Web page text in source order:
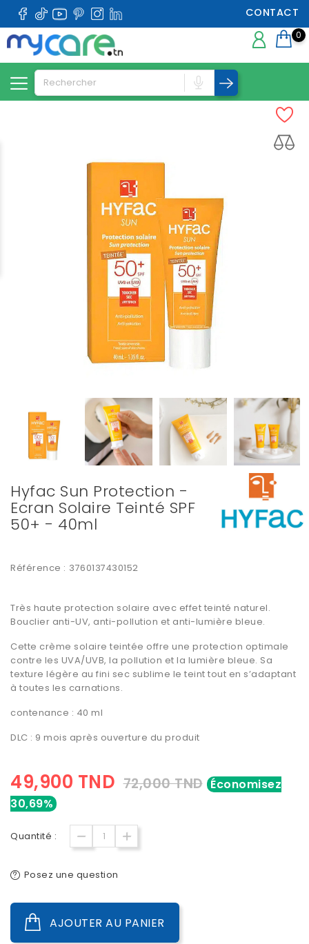
CONTACT
0
Hyfac Sun Protection -
Ecran Solaire Teinté SPF
50+ - 40ml
Référence : 3760137430152
Très haute protection solaire avec effet teinté naturel.
Bouclier anti-UV, anti-pollution et anti-lumière bleue.
Cette crème solaire teintée offre une protection optimale
contre les UVA/UVB, la pollution et la lumière bleue. Sa
texture légère au fini sec sublime le teint tout en s’adaptant
à toutes les carnations.
contenance : 40 ml
DLC : 9 mois après ouverture du produit
49,900 TND 72,000 TND Économisez
30,69%
Quantité :
Posez une question
AJOUTER AU PANIER